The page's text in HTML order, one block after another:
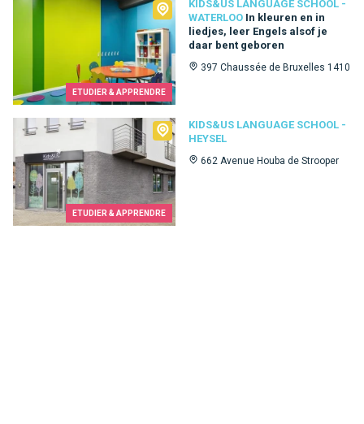
ETUDIER & APPRENDRE
KIDS&US LANGUAGE SCHOOL -
WATERLOO In kleuren en in
liedjes, leer Engels alsof je
daar bent geboren
397 Chaussée de Bruxelles 1410
Kids&Us language school - Waterloo
ETUDIER & APPRENDRE
KIDS&US LANGUAGE SCHOOL -
HEYSEL
662 Avenue Houba de Strooper
Kids&Us language school - Heysel